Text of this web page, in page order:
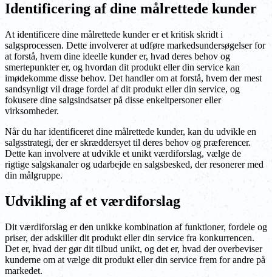
Identificering af dine målrettede kunder
At identificere dine målrettede kunder er et kritisk skridt i
salgsprocessen. Dette involverer at udføre markedsundersøgelser for
at forstå, hvem dine ideelle kunder er, hvad deres behov og
smertepunkter er, og hvordan dit produkt eller din service kan
imødekomme disse behov. Det handler om at forstå, hvem der mest
sandsynligt vil drage fordel af dit produkt eller din service, og
fokusere dine salgsindsatser på disse enkeltpersoner eller
virksomheder.
Når du har identificeret dine målrettede kunder, kan du udvikle en
salgsstrategi, der er skræddersyet til deres behov og præferencer.
Dette kan involvere at udvikle et unikt værdiforslag, vælge de
rigtige salgskanaler og udarbejde en salgsbesked, der resonerer med
din målgruppe.
Udvikling af et værdiforslag
Dit værdiforslag er den unikke kombination af funktioner, fordele og
priser, der adskiller dit produkt eller din service fra konkurrencen.
Det er, hvad der gør dit tilbud unikt, og det er, hvad der overbeviser
kunderne om at vælge dit produkt eller din service frem for andre på
markedet.